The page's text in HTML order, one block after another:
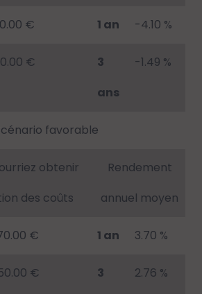
€ 1 an -4.10 %
€
3
ans
-1.49 %
favorable
obtenir
des coûts
Rendement
annuel moyen
€ 1 an 3.70 %
€
3
2.76 %